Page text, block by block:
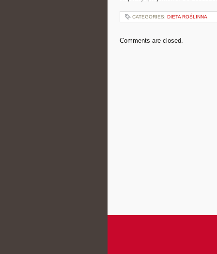
CATEGORIES: DIETA ROŚLINNA
Comments are closed.